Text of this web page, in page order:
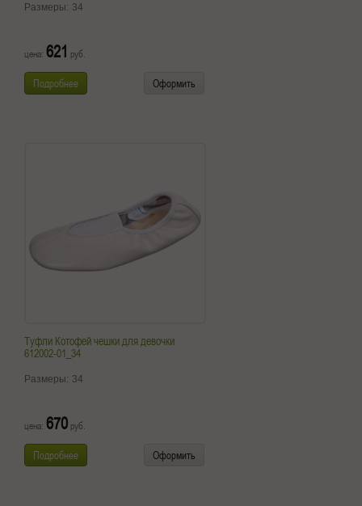
Размеры: 34
цена: 621 руб.
Подробнее Оформить
Туфли Котофей чешки для девочки
612002-01_34
Размеры: 34
цена: 670 руб.
Подробнее Оформить